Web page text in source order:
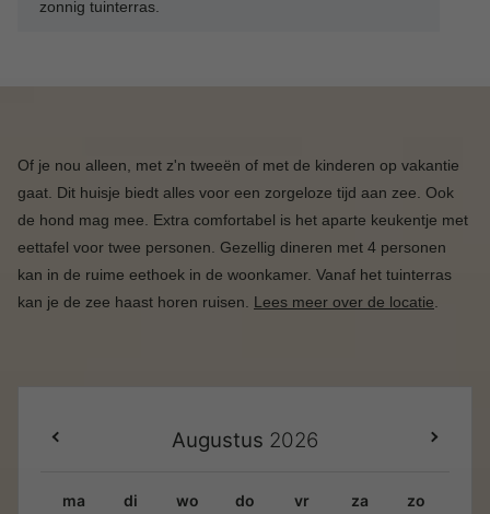
zonnig tuinterras.
Of je nou alleen, met z'n tweeën of met de kinderen op vakantie
gaat. Dit huisje biedt alles voor een zorgeloze tijd aan zee. Ook
de hond mag mee. Extra comfortabel is het aparte keukentje met
eettafel voor twee personen. Gezellig dineren met 4 personen
kan in de ruime eethoek in de woonkamer. Vanaf het tuinterras
kan je de zee haast horen ruisen. Lees meer over de locatie
Augustus 2026
ma di wo do vr za zo